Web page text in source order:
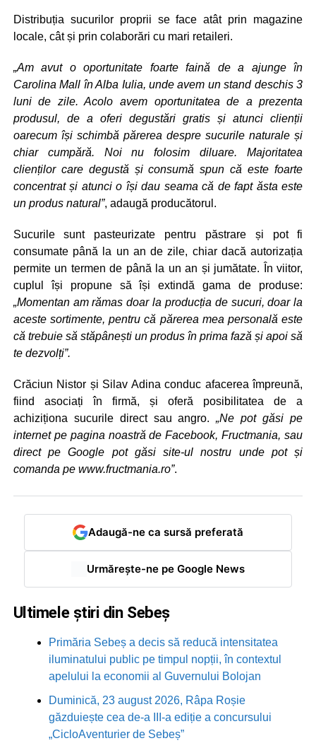
Distribuția sucurilor proprii se face atât prin magazine
locale, cât și prin colaborări cu mari retaileri.
„Am avut o oportunitate foarte faină de a ajunge în
Carolina Mall în Alba Iulia, unde avem un stand deschis 3
luni de zile. Acolo avem oportunitatea de a prezenta
produsul, de a oferi degustări gratis și atunci clienții
oarecum își schimbă părerea despre sucurile naturale și
chiar cumpără. Noi nu folosim diluare. Majoritatea
clienților care degustă și consumă spun că este foarte
concentrat și atunci o își dau seama că de fapt ăsta este
un produs natural”, adaugă producătorul.
Sucurile sunt pasteurizate pentru păstrare și pot fi
consumate până la un an de zile, chiar dacă autorizația
permite un termen de până la un an și jumătate. În viitor,
cuplul își propune să își extindă gama de produse:
„Momentan am rămas doar la producția de sucuri, doar la
aceste sortimente, pentru că părerea mea personală este
că trebuie să stăpânești un produs în prima fază și apoi să
te dezvolți”.
Crăciun Nistor și Silav Adina conduc afacerea împreună,
fiind asociați în firmă, și oferă posibilitatea de a
achiziționa sucurile direct sau angro.„Ne pot găsi pe
internet pe pagina noastră de Facebook, Fructmania, sau
direct pe Google pot găsi site-ul nostru unde pot și
comanda pe www.fructmania.ro”.
Adaugă-ne ca sursă preferată
Urmărește-ne pe Google News
Ultimele știri din Sebeș
Primăria Sebeș a decis să reducă intensitatea
iluminatului public pe timpul nopții, în contextul
apelului la economii al Guvernului Bolojan
Duminică, 23 august 2026, Râpa Roșie
găzduiește cea de-a III-a ediție a concursului
„CicloAventurier de Sebeș”